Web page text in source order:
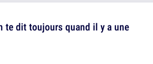
te dit toujours quand il y a une